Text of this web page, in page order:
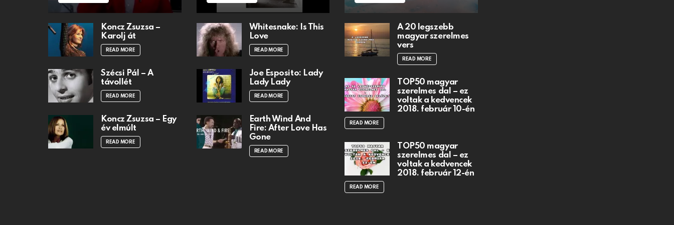
Koncz Zsuzsa –
Karolj át
READ MORE
Szécsi Pál – A
távollét
READ MORE
Koncz Zsuzsa – Egy
év elmúlt
READ MORE
Whitesnake: Is This
Love
READ MORE
Joe Esposito: Lady
Lady Lady
READ MORE
Earth Wind And
Fire: After Love Has
Gone
READ MORE
A 20 legszebb
magyar szerelmes
vers
READ MORE
TOP50 magyar
szerelmes dal – ez
voltak a kedvencek
2018. február 10-én
READ MORE
TOP50 magyar
szerelmes dal – ez
voltak a kedvencek
2018. február 12-én
READ MORE